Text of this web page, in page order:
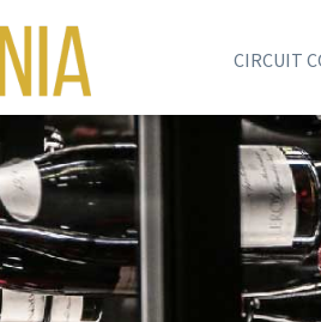
CIRCUIT